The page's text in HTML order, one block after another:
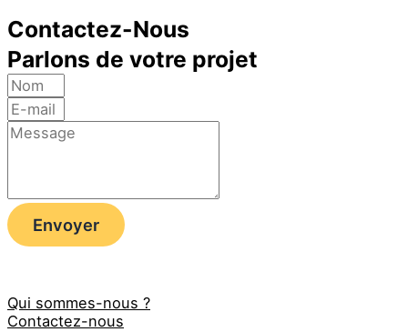
Contactez-Nous
Parlons de votre projet
Envoyer
Qui sommes-nous ?
Contactez-nous